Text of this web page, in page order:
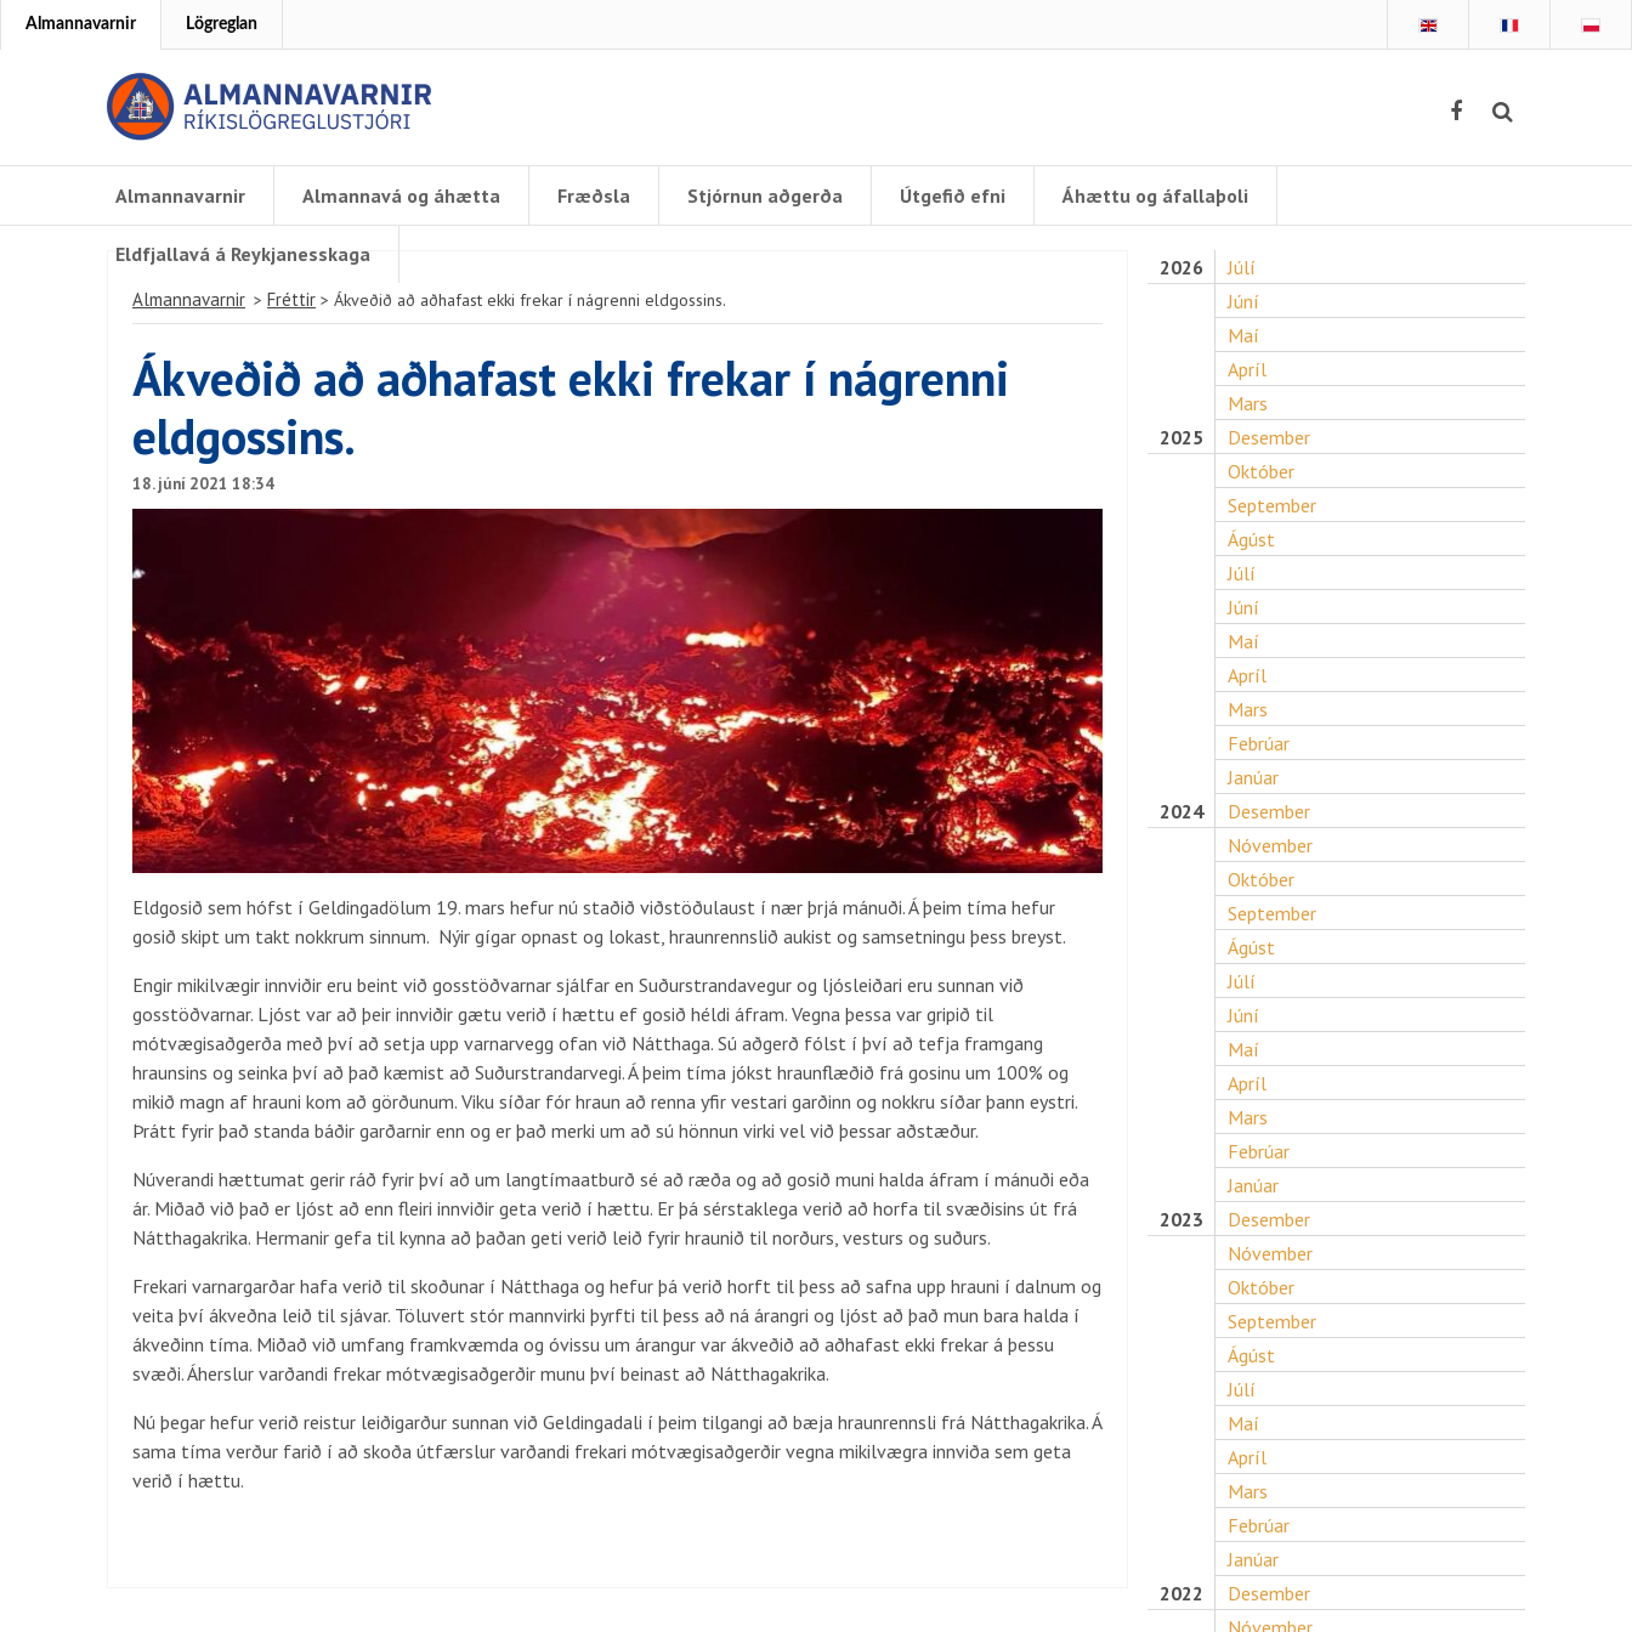
Almannavarnir Lögreglan
Almannavarnir Almannavá og áhætta Fræðsla Stjórnun aðgerða Útgefið efni Áhættu og áfallaþoli
Eldfjallavá á Reykjanesskaga
Almannavarnir > Fréttir > Ákveðið að aðhafast ekki frekar í nágrenni eldgossins.
Ákveðið að aðhafast ekki frekar í nágrenni
eldgossins.
18. júní 2021 18:34
Eldgosið sem hófst í Geldingadölum 19. mars hefur nú staðið viðstöðulaust í nær þrjá mánuði. Á þeim tíma hefur
gosið skipt um takt nokkrum sinnum. Nýir gígar opnast og lokast, hraunrennslið aukist og samsetningu þess breyst.
Engir mikilvægir innviðir eru beint við gosstöðvarnar sjálfar en Suðurstrandavegur og ljósleiðari eru sunnan við
gosstöðvarnar. Ljóst var að þeir innviðir gætu verið í hættu ef gosið héldi áfram. Vegna þessa var gripið til
mótvægisaðgerða með því að setja upp varnarvegg ofan við Nátthaga. Sú aðgerð fólst í því að tefja framgang
hraunsins og seinka því að það kæmist að Suðurstrandarvegi. Á þeim tíma jókst hraunflæðið frá gosinu um 100% og
mikið magn af hrauni kom að görðunum. Viku síðar fór hraun að renna yfir vestari garðinn og nokkru síðar þann eystri.
Þrátt fyrir það standa báðir garðarnir enn og er það merki um að sú hönnun virki vel við þessar aðstæður.
Núverandi hættumat gerir ráð fyrir því að um langtímaatburð sé að ræða og að gosið muni halda áfram í mánuði eða
ár. Miðað við það er ljóst að enn fleiri innviðir geta verið í hættu. Er þá sérstaklega verið að horfa til svæðisins út frá
Nátthagakrika. Hermanir gefa til kynna að þaðan geti verið leið fyrir hraunið til norðurs, vesturs og suðurs.
Frekari varnargarðar hafa verið til skoðunar í Nátthaga og hefur þá verið horft til þess að safna upp hrauni í dalnum og
veita því ákveðna leið til sjávar. Töluvert stór mannvirki þyrfti til þess að ná árangri og ljóst að það mun bara halda í
ákveðinn tíma. Miðað við umfang framkvæmda og óvissu um árangur var ákveðið að aðhafast ekki frekar á þessu
svæði. Áherslur varðandi frekar mótvægisaðgerðir munu því beinast að Nátthagakrika.
Nú þegar hefur verið reistur leiðigarður sunnan við Geldingadali í þeim tilgangi að bæja hraunrennsli frá Nátthagakrika. Á
sama tíma verður farið í að skoða útfærslur varðandi frekari mótvægisaðgerðir vegna mikilvægra innviða sem geta
verið í hættu.
2026
Júlí
Júní
Maí
Apríl
Mars
2025
Desember
Október
September
Ágúst
Júlí
Júní
Maí
Apríl
Mars
Febrúar
Janúar
2024
Desember
Nóvember
Október
September
Ágúst
Júlí
Júní
Maí
Apríl
Mars
Febrúar
Janúar
2023
Desember
Nóvember
Október
September
Ágúst
Júlí
Maí
Apríl
Mars
Febrúar
Janúar
2022
Desember
Nóvember